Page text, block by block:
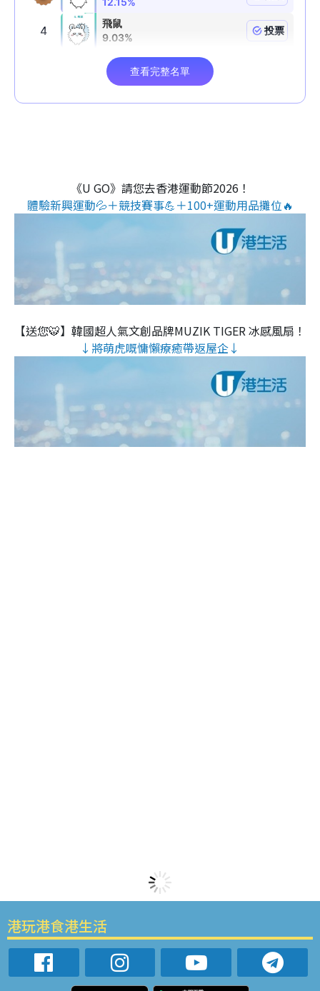
《U GO》請您去香港運動節2026！
體驗新興運動💦＋競技賽事💪＋100+運動用品攤位🔥
【送您🐯】韓國超人氣文創品牌MUZIK TIGER 冰感風扇！
↓將萌虎嘅慵懶療癒帶返屋企↓
港玩港食港生活